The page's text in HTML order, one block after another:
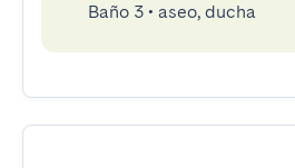
Baño 3 • aseo, ducha